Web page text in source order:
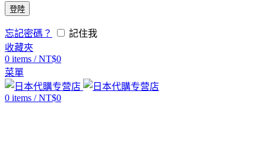
登陸
忘記密碼？
記住我
收藏夾
0 items / NT$0
菜單
0 items / NT$0